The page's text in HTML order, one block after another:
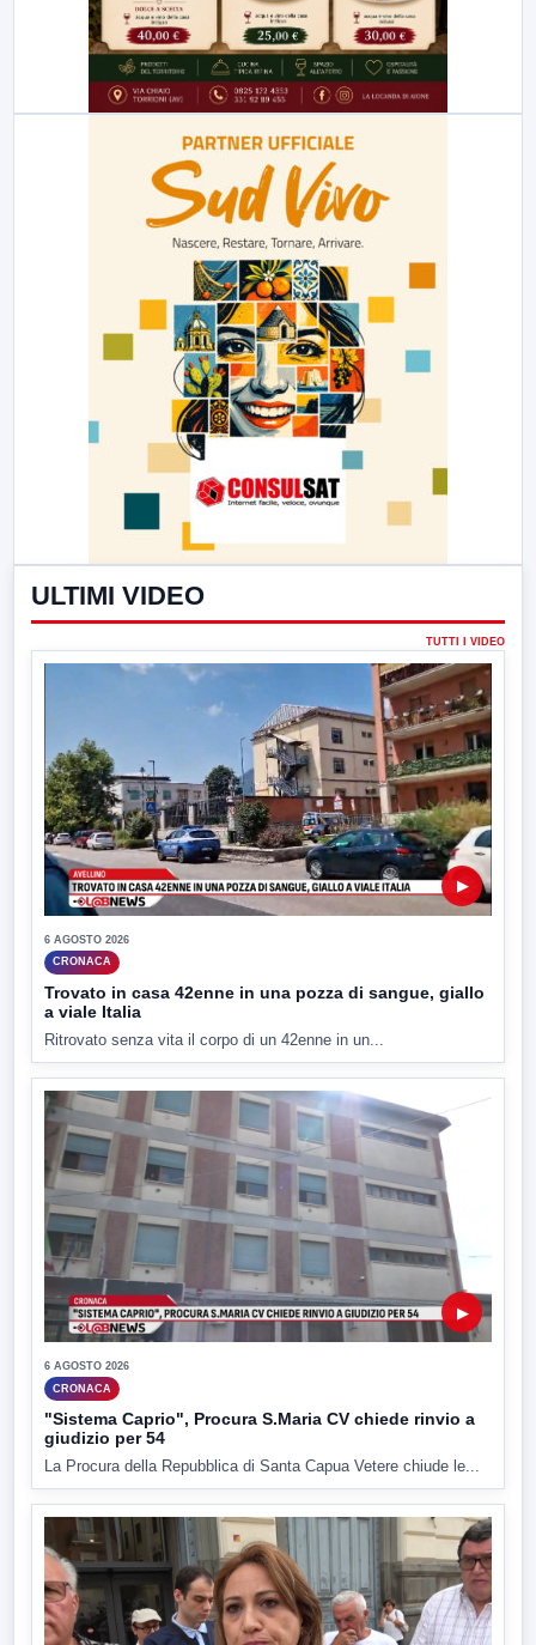
ULTIMI VIDEO
TUTTI I VIDEO
▶
6 AGOSTO 2026
CRONACA
Trovato in casa 42enne in una pozza di sangue, giallo
a viale Italia
Ritrovato senza vita il corpo di un 42enne in un...
▶
6 AGOSTO 2026
CRONACA
"Sistema Caprio", Procura S.Maria CV chiede rinvio a
giudizio per 54
La Procura della Repubblica di Santa Capua Vetere chiude le...